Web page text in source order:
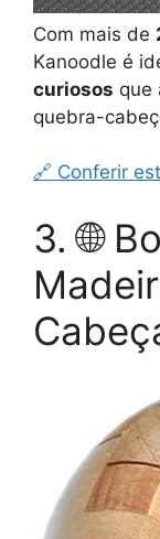
Com mais de
Kanoodle é
curiosos que
quebra-
🔗 Conferir
3. 🌐